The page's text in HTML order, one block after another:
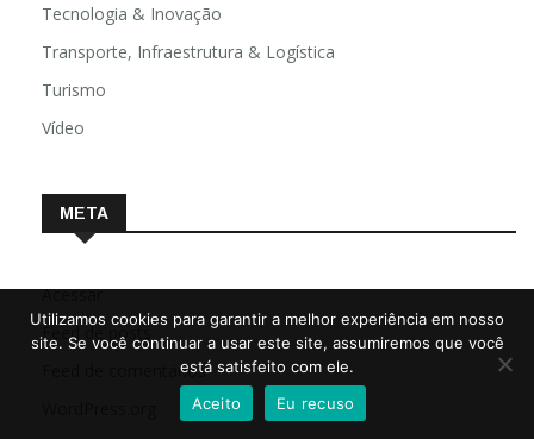
Tecnologia & Inovação
Transporte, Infraestrutura & Logística
Turismo
Vídeo
META
Acessar
Feed de posts
Feed de comentários
Utilizamos cookies para garantir a melhor experiência em nosso
site. Se você continuar a usar este site, assumiremos que você
está satisfeito com ele.
Aceito
Eu recuso